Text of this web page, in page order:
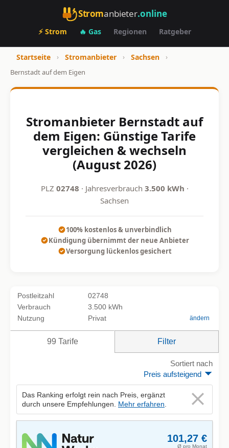
Stromanbieter.online
⚡ Strom 🔥 Gas Regionen Ratgeber
Startseite › Stromanbieter › Sachsen
›
Bernstadt auf dem Eigen
Stromanbieter Bernstadt auf
dem Eigen: Günstige Tarife
vergleichen & wechseln
(August 2026)
PLZ 02748 · Jahresverbrauch 3.500 kWh ·
Sachsen
100% kostenlos & unverbindlich
Kündigung übernimmt der neue Anbieter
Versorgung lückenlos gesichert